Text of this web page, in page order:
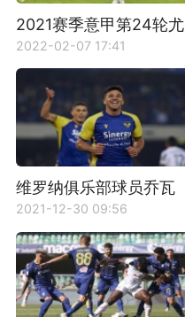
2021赛季意甲第24轮尤
文图斯对阵维罗纳比赛
回放
2022-02-07 17:41
维罗纳俱乐部球员乔瓦
尼西蒙尼资料介绍
2021-12-30 09:56